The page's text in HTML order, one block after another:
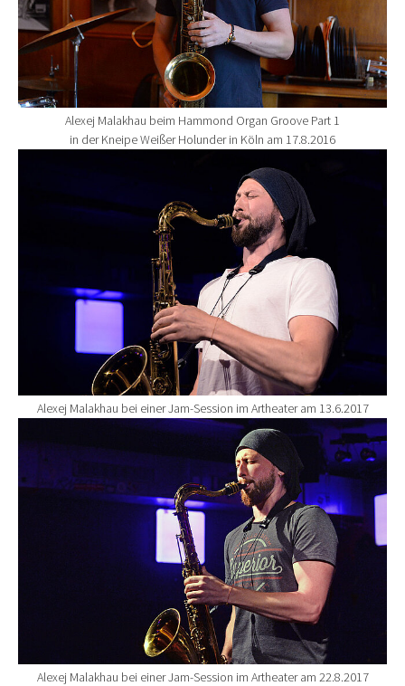
Alexej Malakhau beim Hammond Organ Groove Part 1
in der Kneipe Weißer Holunder in Köln am 17.8.2016
Alexej Malakhau bei einer Jam-Session im Artheater am 13.6.2017
Show larger version for:
Alexej Malakhau bei einer Jam-Session im Artheater am 22.8.2017